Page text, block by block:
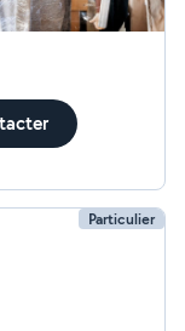
Particulier